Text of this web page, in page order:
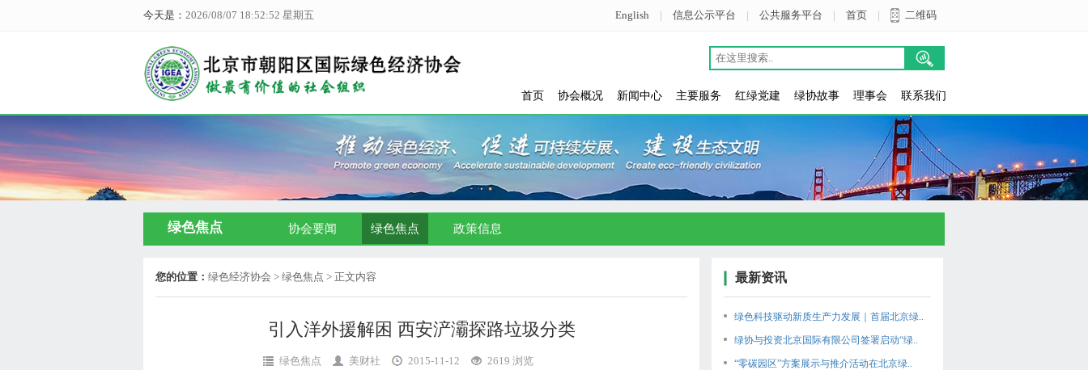
今天是： 2026/08/07 18:52:53 星期五 English | 信息公示平台 | 公共服务平台 | 首页 | 二维码
首页 协会概况 新闻中心 主要服务 红绿党建 绿协故事 理事会 联系我们
绿色焦点 协会要闻 绿色焦点 政策信息
您的位置： 绿色经济协会 > 绿色焦点 > 正文内容
引入洋外援解困 西安浐灞探路垃圾分类
绿色焦点 美财社 2015-11-12 2619 浏览
最新资讯
绿色科技驱动新质生产力发展｜首届北京绿..
绿协与投资北京国际有限公司签署启动“绿..
“零碳园区”方案展示与推介活动在北京绿..